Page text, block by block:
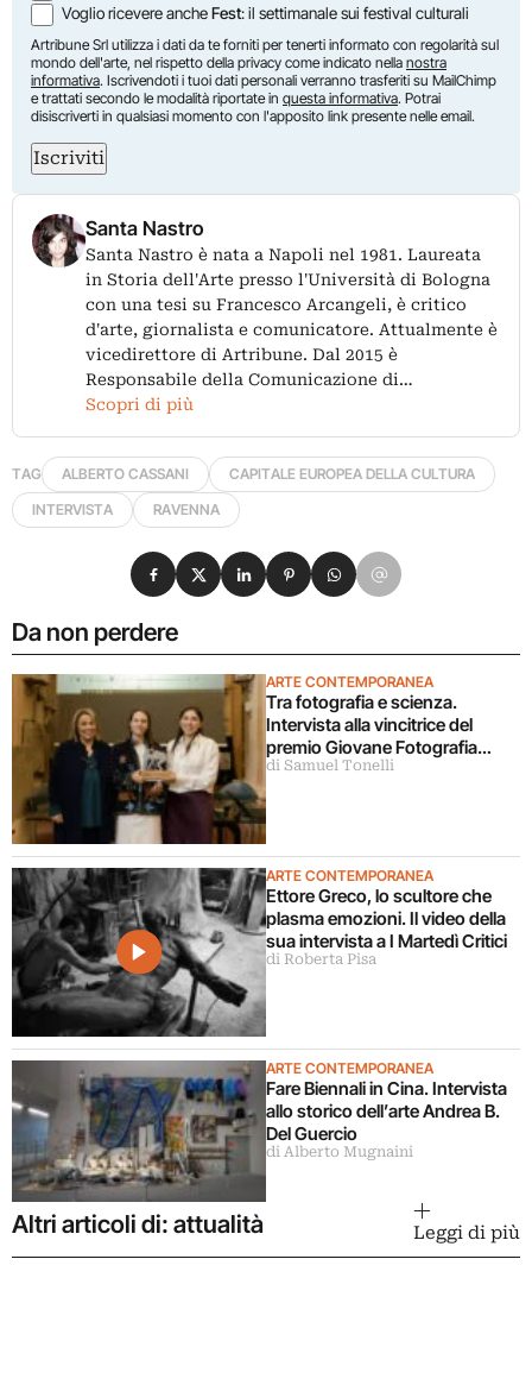
Voglio ricevere ancheFest: il settimanale sui festival culturali
Artribune Srl utilizza i dati da te forniti per tenerti informato con regolarità sul
mondo dell'arte, nel rispetto della privacy come indicato nella nostra
informativa. Iscrivendoti i tuoi dati personali verranno trasferiti su MailChimp
e trattati secondo le modalità riportate in questa informativa. Potrai
disiscriverti in qualsiasi momento con l'apposito link presente nelle email.
Iscriviti
Santa Nastro
Santa Nastro è nata a Napoli nel 1981. Laureata
in Storia dell'Arte presso l'Università di Bologna
con una tesi su Francesco Arcangeli, è critico
d'arte, giornalista e comunicatore. Attualmente è
vicedirettore di Artribune. Dal 2015 è
Responsabile della Comunicazione di…
Scopri di più
TAG ALBERTO CASSANI
CAPITALE EUROPEA DELLA CULTURA
INTERVISTA
RAVENNA
Da non perdere
ARTE CONTEMPORANEA
Tra fotografia e scienza.
Intervista alla vincitrice del
premio Giovane Fotografia
Italiana 2026
di Samuel Tonelli
ARTE CONTEMPORANEA
Ettore Greco, lo scultore che
plasma emozioni. Il video della
sua intervista a I Martedì Critici
di Roberta Pisa
ARTE CONTEMPORANEA
Fare Biennali in Cina. Intervista
allo storico dell’arte Andrea B.
Del Guercio
di Alberto Mugnaini
Condividi su Facebook
Condividi su X
Condividi su LinkedIn
Condividi su Pinterest
Condividi su WhatsApp
Condividi su Email
Altri articoli di: attualità Leggi di più